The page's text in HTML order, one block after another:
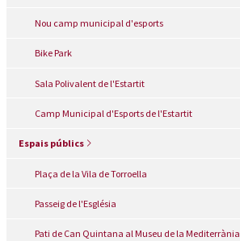
Nou camp municipal d'esports
Bike Park
Sala Polivalent de l'Estartit
Camp Municipal d'Esports de l'Estartit
Espais públics
Plaça de la Vila de Torroella
Passeig de l'Església
Pati de Can Quintana al Museu de la Mediterrània